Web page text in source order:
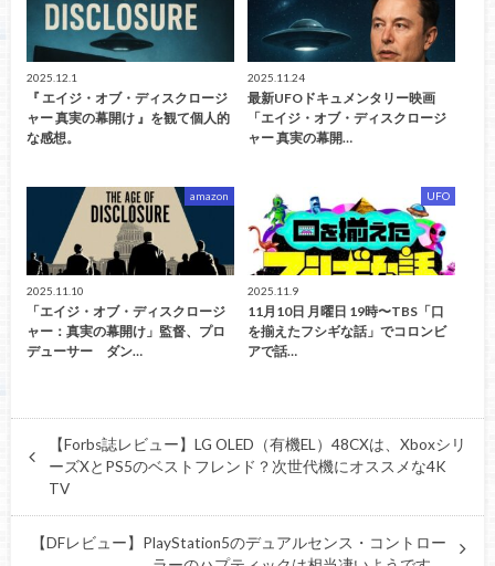
2025.12.1
『 エイジ・オブ・ディスクロージ
ャー 真実の幕開け 』を観て個人的
な感想。
2025.11.24
最新UFOドキュメンタリー映画
「エイジ・オブ・ディスクロージ
ャー 真実の幕開…
amazon
2025.11.10
「エイジ・オブ・ディスクロージ
ャー：真実の幕開け」監督、プロ
デューサー ダン…
UFO
2025.11.9
11月10日 月曜日 19時〜TBS「口
を揃えたフシギな話」でコロンビ
アで話…
【Forbs誌レビュー】LG OLED（有機EL）48CXは、Xboxシリ
ーズXとPS5のベストフレンド？次世代機にオススメな4K
TV
【DFレビュー】PlayStation5のデュアルセンス・コントロー